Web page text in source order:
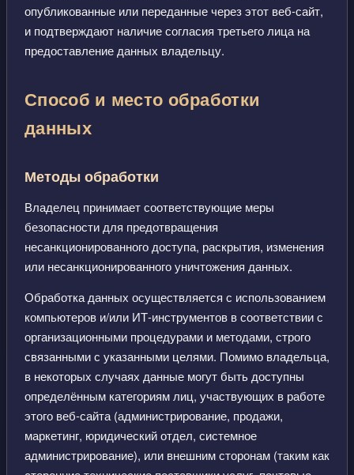
опубликованные или переданные через этот веб-сайт,
и подтверждают наличие согласия третьего лица на
предоставление данных владельцу.
Способ и место обработки
данных
Методы обработки
Владелец принимает соответствующие меры
безопасности для предотвращения
несанкционированного доступа, раскрытия, изменения
или несанкционированного уничтожения данных.
Обработка данных осуществляется с использованием
компьютеров и/или ИТ-инструментов в соответствии с
организационными процедурами и методами, строго
связанными с указанными целями. Помимо владельца,
в некоторых случаях данные могут быть доступны
определённым категориям лиц, участвующих в работе
этого веб-сайта (администрирование, продажи,
маркетинг, юридический отдел, системное
администрирование), или внешним сторонам (таким как